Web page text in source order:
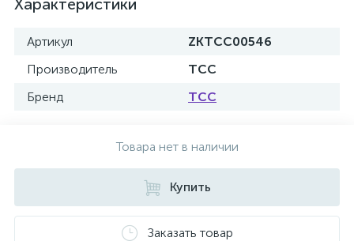
Характеристики
Артикул
ZKTCC00546
Производитель
ТСС
Бренд
ТСС
Товара нет в наличии
Купить
Заказать товар